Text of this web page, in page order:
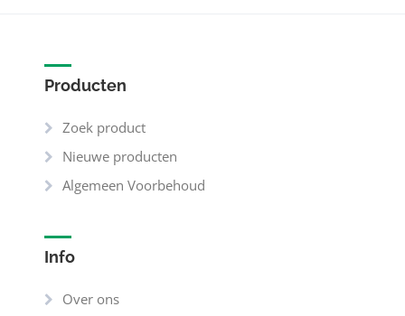
Producten
Zoek product
Nieuwe producten
Algemeen Voorbehoud
Info
Over ons